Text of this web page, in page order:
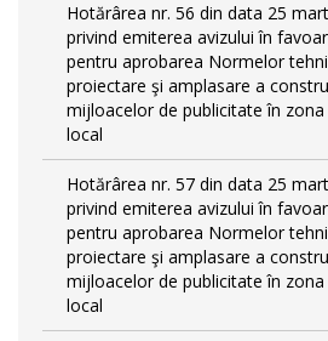
Hotărârea nr. 56 din data 25
privind emiterea avizului în
pentru aprobarea Normelor
proiectare şi amplasare a
mijloacelor de publicitate în
local
Hotărârea nr. 57 din data 25
privind emiterea avizului în
pentru aprobarea Normelor
proiectare şi amplasare a
mijloacelor de publicitate în
local